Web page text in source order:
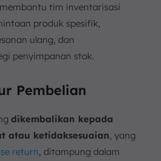
tim inventarisasi
produk spesifik,
ulang, dan
penyimpanan stok.
Pembelian
dikembalikan kepada
atau ketidaksesuaian , yang
return , ditampung dalam